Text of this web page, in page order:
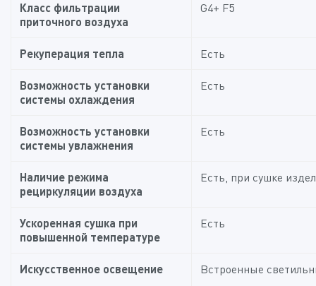
Класс фильтрации
приточного воздуха
G4+ F5
Рекуперация тепла Есть
Возможность установки
системы охлаждения
Есть
Возможность установки
системы увлажнения
Есть
Наличие режима
рециркуляции воздуха
Есть, при сушке
Ускоренная сушка при
повышенной температуре
Есть
Искусственное освещение Встроенные